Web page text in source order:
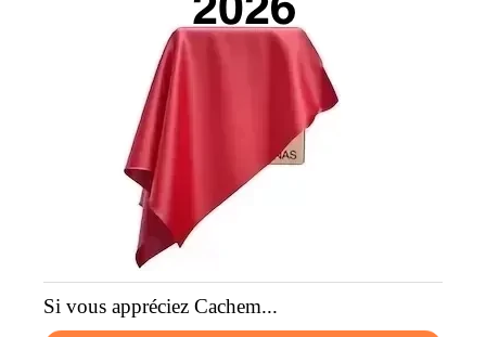
Si vous appréciez Cachem...